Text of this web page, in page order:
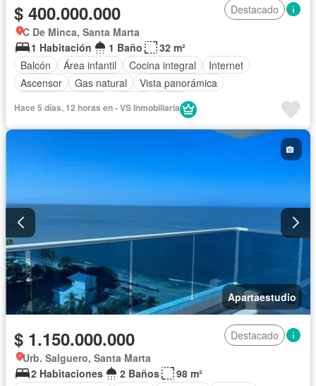
$ 400.000.000
Destacado
C De Minca, Santa Marta
1 Habitación
1 Baño
32 m²
Balcón
Área infantil Cocina integral
Internet
Ascensor
Gas natural
Vista panorámica
Agua
Hace 5 días, 12 horas en - VS Inmobiliaria
Apartaestudio
$ 1.150.000.000
Destacado
Urb. Salguero, Santa Marta
2 Habitaciones
2 Baños
98 m²